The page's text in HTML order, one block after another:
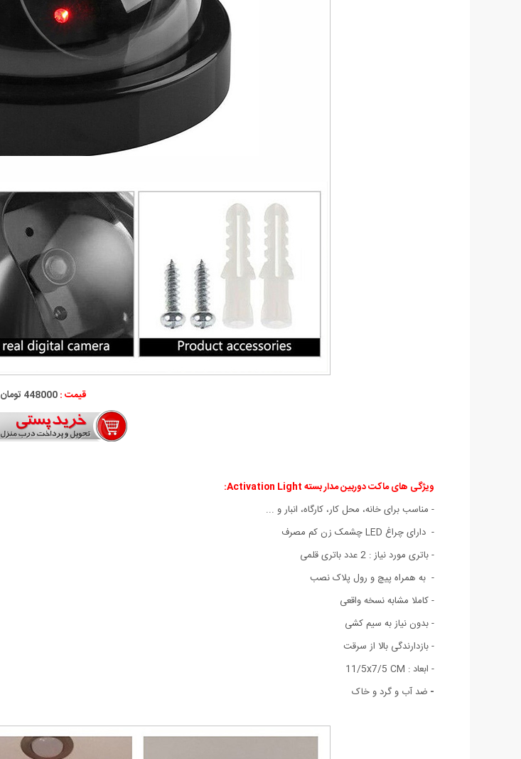
قیمت :448000 تومان
ویژگی های ماکت دوربین مدار بسته Activation Light:
- مناسب برای خانه، محل کار، کارگاه، انبار و ...
- دارای چراغ LED چشمک زن کم مصرف
- باتری مورد نیاز : 2 عدد باتری قلمی
- به همراه پیچ و رول پلاک نصب
- کاملا مشابه نسخه واقعی
- بدون نیاز به سیم کشی
- بازدارندگی بالا از سرقت